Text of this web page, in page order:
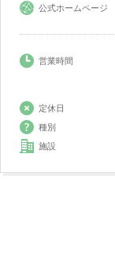
公式ホームページ
営業時間
定休日
種別
施設